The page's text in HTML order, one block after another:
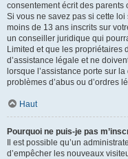
consentement écrit des
Si vous ne savez pas si cette
moins de 13 ans inscrits sur
un conseiller juridique qui
Limited et que les propriétaires
d’assistance légale et ne
lorsque l’assistance porte sur
problèmes d’abus ou d’ordres
Haut
Pourquoi ne puis-je pas
Il est possible qu’un
d’empêcher les nouveaux